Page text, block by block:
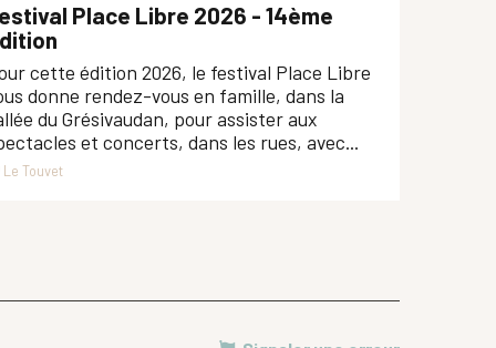
Place Libre 2026 - 14ème
cette édition 2026, le festival Place Libre
donne rendez-vous en famille, dans la
du Grésivaudan, pour assister aux
et concerts, dans les rues, avec...
Le Touvet